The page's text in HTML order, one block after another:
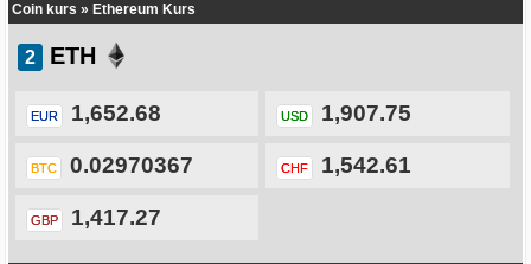
Coin kurs » Ethereum Kurs
ETH
EUR 1,652.68 USD 1,907.75
BTC 0.02970367 CHF 1,542.61
GBP 1,417.27